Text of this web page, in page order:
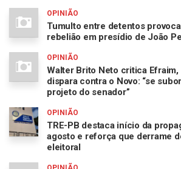
OPINIÃO
Tumulto entre detentos
rebelião em presídio de João
OPINIÃO
Walter Brito Neto critica Efraim,
dispara contra o Novo: “se
projeto do senador”
OPINIÃO
TRE-PB destaca início da
agosto e reforça que derrame
eleitoral